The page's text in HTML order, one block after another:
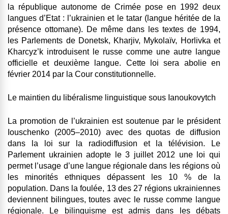
la république autonome de Crimée pose en 1992 deux
langues d’Etat : l’ukrainien et le tatar (langue héritée de la
présence ottomane). De même dans les textes de 1994,
les Parlements de Donetsk, Kharjiv, Mykolaïv, Horlivka et
Kharcyz’k introduisent le russe comme une autre langue
officielle et deuxième langue. Cette loi sera abolie en
février 2014 par la Cour constitutionnelle.
Le maintien du libéralisme linguistique sous Ianoukovytch
La promotion de l’ukrainien est soutenue par le président
Iouschenko (2005–2010) avec des quotas de diffusion
dans la loi sur la radiodiffusion et la télévision. Le
Parlement ukrainien adopte le 3 juillet 2012 une loi qui
permet l’usage d’une langue régionale dans les régions où
les minorités ethniques dépassent les 10 % de la
population. Dans la foulée, 13 des 27 régions ukrainiennes
deviennent bilingues, toutes avec le russe comme langue
régionale. Le bilinguisme est admis dans les débats